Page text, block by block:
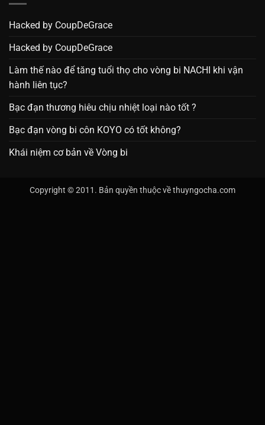
Hacked by CoupDeGrace
Hacked by CoupDeGrace
Làm thế nào để tăng tuổi thọ cho vòng bi NACHI khi vận
hành liên tục?
Bạc đạn thương hiêu chịu nhiệt loại nào tốt ?
Bạc đạn vòng bi côn KOYO có tốt không?
Khái niệm cơ bản về Vòng bi
Copyright © 2011. Bản quyền thuộc về thuyngocha.com